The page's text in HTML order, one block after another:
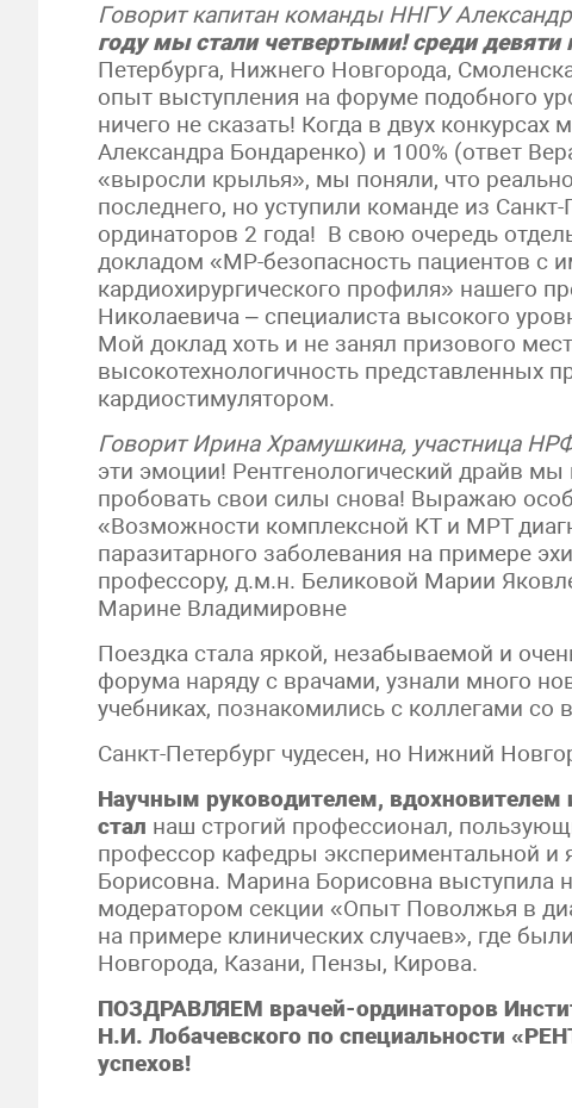
Говорит капитан команды ННГУ
году мы стали четвертыми! среди девяти
Петербурга, Нижнего Новгорода,
опыт выступления на форуме подобного
ничего не сказать! Когда в двух
Александра Бондаренко) и 100% (ответ
«выросли крылья», мы поняли, что
последнего, но уступили команде из
ординаторов 2 года! В свою очередь
докладом «МР-безопасность пациентов с
кардиохирургического профиля» нашего
Николаевича – специалиста высокого
Мой доклад хоть и не занял призового
высокотехнологичность представленных
кардиостимулятором.
Говорит Ирина Храмушкина, участница
эти эмоции! Рентгенологический драйв
пробовать свои силы снова! Выражаю
«Возможности комплексной КТ и МРТ
паразитарного заболевания на примере
профессору, д.м.н. Беликовой Марии
Марине Владимировне
Поездка стала яркой, незабываемой и
форума наряду с врачами, узнали много
учебниках, познакомились с коллегами со
Санкт-Петербург чудесен, но Нижний
Научным руководителем, вдохновителем
стал наш строгий профессионал,
профессор кафедры экспериментальной
Борисовна. Марина Борисовна выступила
модератором секции «Опыт Поволжья в
на примере клинических случаев», где
Новгорода, Казани, Пензы, Кирова.
ПОЗДРАВЛЯЕМ врачей-ординаторов
Н.И. Лобачевского по специальности
успехов!